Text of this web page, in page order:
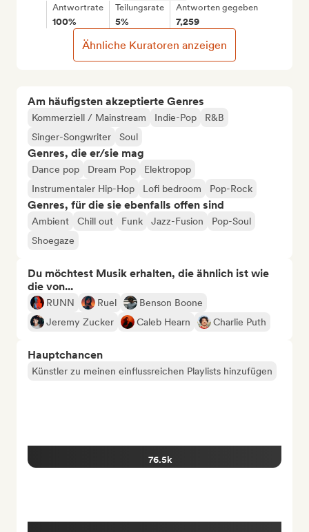
Am häufigsten akzeptierte Genres
Kommerziell / Mainstream Indie-Pop
R&B
Singer-Songwriter
Soul
Genres, die er/sie mag
Dance pop Dream Pop
Elektropop
Instrumentaler Hip-Hop
Lofi bedroom Pop-Rock
Genres, für die sie ebenfalls offen sind
Ambient Chill out Funk Jazz-Fusion
Pop-Soul
Shoegaze
Du möchtest Musik erhalten, die ähnlich ist wie
die von...
RUNN Ruel
Benson Boone
Jeremy Zucker
Caleb Hearn Charlie Puth
Hauptchancen
Künstler zu meinen einflussreichen Playlists hinzufügen
76.5k
Antwortrate
100%
Teilungsrate
5%
Antworten gegeben
7,259
Ähnliche Kuratoren anzeigen